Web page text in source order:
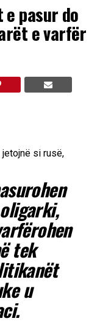
pasur do
e varfër
tek
u